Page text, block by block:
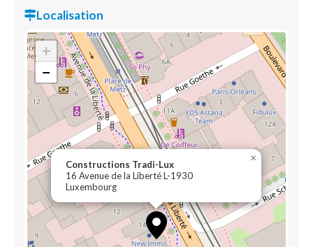
Localisation
Constructions Tradi-Lux
16 Avenue de la Liberté L-1930
Luxembourg
×
+
−